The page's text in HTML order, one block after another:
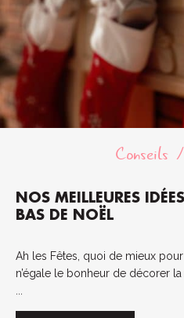
Conseils
NOS MEILLEURES
BAS DE NOËL
Ah les Fêtes, quoi de mieux
n’égale le bonheur de décorer